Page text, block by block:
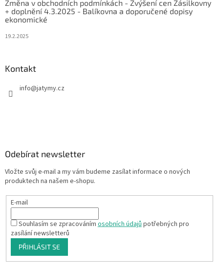
Změna v obchodních podmínkách - Zvýšení cen Zásilkovny
+ doplnění 4.3.2025 - Balíkovna a doporučené dopisy
ekonomické
19.2.2025
Kontakt
info@jatymy.cz
Odebírat newsletter
Vložte svůj e-mail a my vám budeme zasílat informace o nových
produktech na našem e-shopu.
E-mail
Souhlasím se zpracovánímosobních údajůpotřebných pro
zasílání newsletterů
PŘIHLÁSIT SE